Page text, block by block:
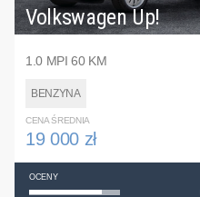
Volkswagen Up!
1.0 MPI 60 KM
BENZYNA
CENA ŚREDNIA
19 000 zł
OCENY